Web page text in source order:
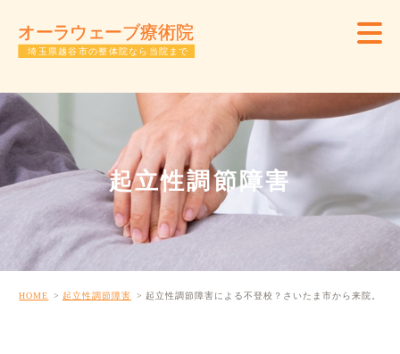
起立性調節障害
HOME 起立性調節障害 起立性調節障害による不登校？さいたま市から来院。